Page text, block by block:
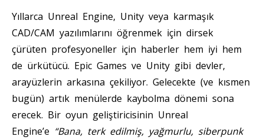
Yıllarca Unreal Engine, Unity veya karmaşık
CAD/CAM yazılımlarını öğrenmek için dirsek
çürüten profesyoneller için haberler hem iyi hem
de ürkütücü. Epic Games ve Unity gibi devler,
arayüzlerin arkasına çekiliyor. Gelecekte (ve kısmen
bugün) artık menülerde kaybolma dönemi sona
erecek. Bir oyun geliştiricisinin Unreal
Engine’e “Bana, terk edilmiş, yağmurlu, siberpunk